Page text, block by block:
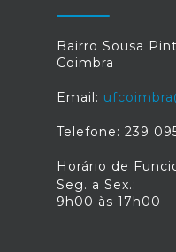
Bairro Sousa
Coimbra
Email:
Telefone: 239
Horário de
Seg. a Sex.:
9h00 às 17h00